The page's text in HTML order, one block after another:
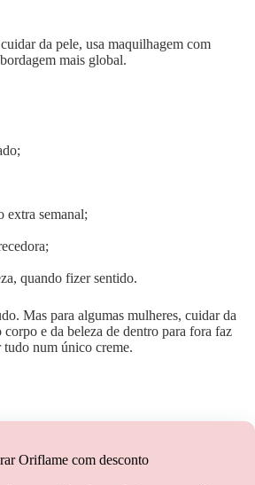
da pele, usa maquilhagem com
mais global.
extra semanal;
quando fizer sentido.
Mas para algumas mulheres, cuidar da
e da beleza de dentro para fora faz
num único creme.
Oriflame com desconto